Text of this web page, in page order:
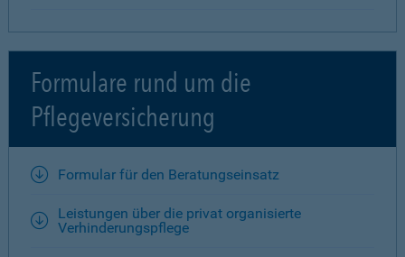
Formulare rund um die
Pflegeversicherung
Formular für den Beratungseinsatz
Leistungen über die privat organisierte
Verhinderungspflege